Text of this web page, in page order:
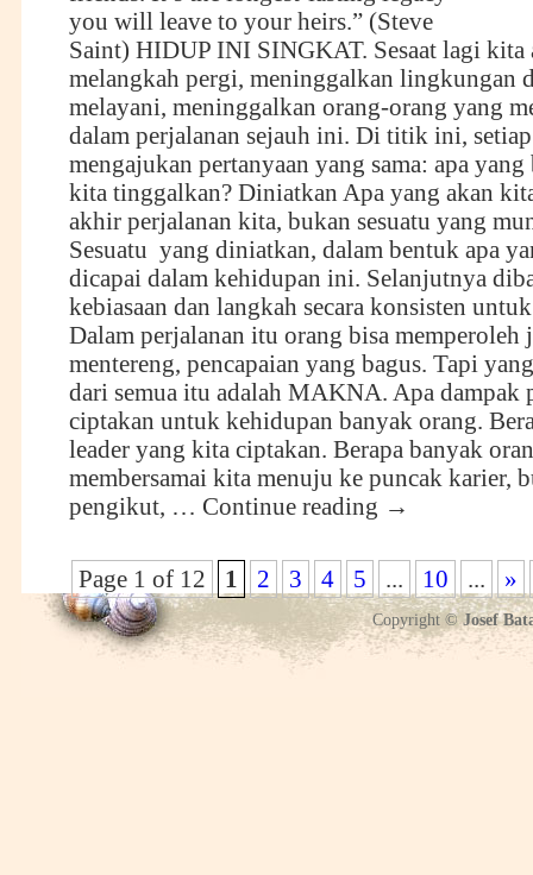
you will leave to your heirs.” (Steve
Saint) HIDUP INI SINGKAT. Sesaat lagi kita
melangkah pergi, meninggalkan lingkungan
melayani, meninggalkan orang-orang yang
dalam perjalanan sejauh ini. Di titik ini,
mengajukan pertanyaan yang sama: apa yang
kita tinggalkan? Diniatkan Apa yang akan
akhir perjalanan kita, bukan sesuatu yang
Sesuatu yang diniatkan, dalam bentuk apa
dicapai dalam kehidupan ini. Selanjutnya
kebiasaan dan langkah secara konsisten
Dalam perjalanan itu orang bisa memperoleh
mentereng, pencapaian yang bagus. Tapi
dari semua itu adalah MAKNA. Apa dampak
ciptakan untuk kehidupan banyak orang.
leader yang kita ciptakan. Berapa banyak
membersamai kita menuju ke puncak karier,
pengikut, … Continue reading →
Page 1 of 12 1 2 3 4 5 ... 10 ... »
Copyright ©Josef